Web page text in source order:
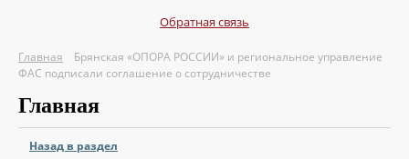
Обратная связь
Главная
Брянская «ОПОРА РОССИИ» и региональное управление
ФАС подписали соглашение о сотрудничестве
Главная
Назад в раздел